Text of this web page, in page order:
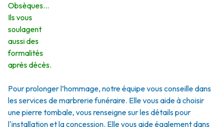
Obsèques…
Ils vous
soulagent
aussi des
formalités
après décès.
Pour prolonger l’hommage, notre équipe vous conseille dans
les services de marbrerie funéraire. Elle vous aide à choisir
une pierre tombale, vous renseigne sur les détails pour
l'installation et la concession. Elle vous aide également dans